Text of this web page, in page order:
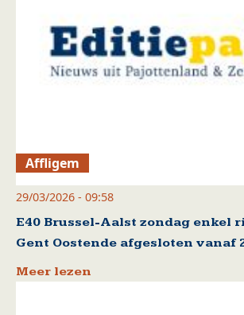
Affligem
29/03/2026 - 09:58
E40 Brussel-Aalst zondag enkel
Gent Oostende afgesloten vanaf
Meer lezen